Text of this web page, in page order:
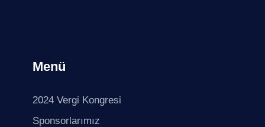
Menü
2024 Vergi Kongresi
Sponsorlarımız